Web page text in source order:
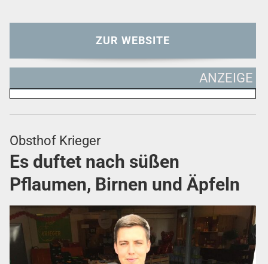
ZUR WEBSITE
ANZEIGE
Obsthof Krieger
Es duftet nach süßen
Pflaumen, Birnen und Äpfeln